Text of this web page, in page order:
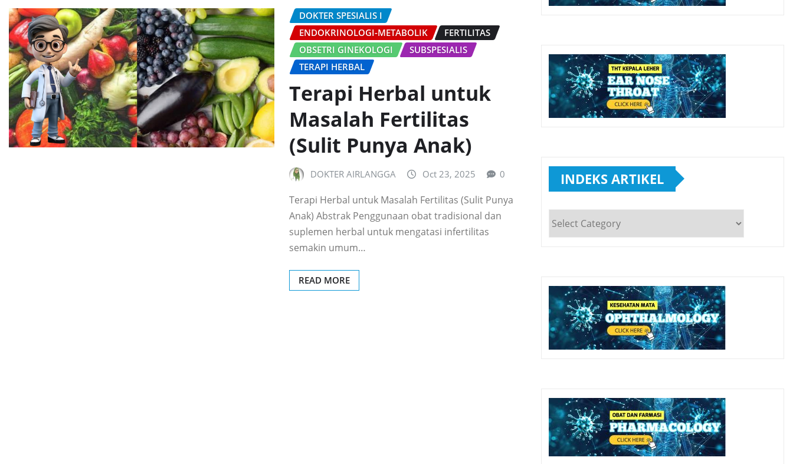
DOKTER SPESIALIS I
ENDOKRINOLOGI-METABOLIK
FERTILITAS
OBSETRI GINEKOLOGI
SUBSPESIALIS
TERAPI HERBAL
Terapi Herbal untuk
Masalah Fertilitas
(Sulit Punya Anak)
DOKTER AIRLANGGA Oct 23, 2025 0
Terapi Herbal untuk Masalah Fertilitas (Sulit Punya
Anak) Abstrak Penggunaan obat tradisional dan
suplemen herbal untuk mengatasi infertilitas
semakin umum…
READ MORE
INDEKS ARTIKEL
INDEKS